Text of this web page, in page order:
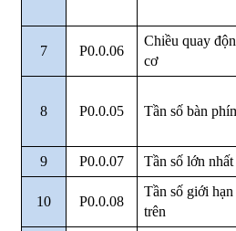
7 P0.0.06
Chiều quay
cơ
8 P0.0.05 Tần số bàn
9
P0.0.07 Tần số lớn nhất
10 P0.0.08
Tần số giới hạn
trên